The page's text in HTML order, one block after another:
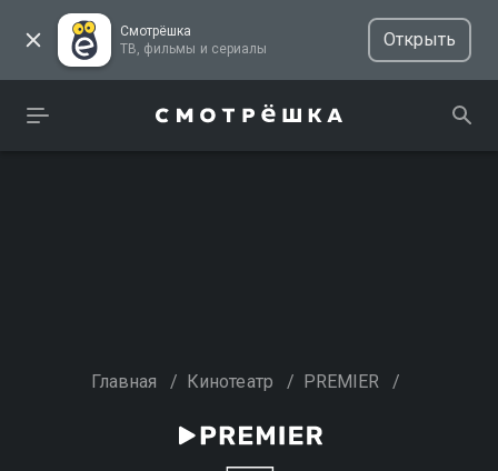
Смотрёшка
ТВ, фильмы и сериалы
Открыть
Главная / Кинотеатр / PREMIER /